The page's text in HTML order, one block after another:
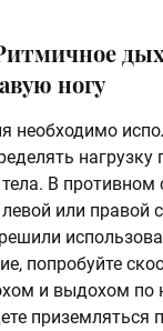
ногу
необходимо
нагрузку
В противном
или правой
попробуйте
и выдохом по
приземляться